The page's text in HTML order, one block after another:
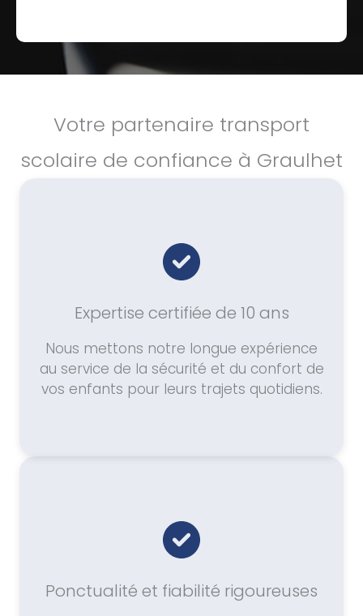
Votre partenaire transport
scolaire de confiance à Graulhet
Expertise certifiée de 10 ans
Nous mettons notre longue expérience
au service de la sécurité et du confort de
vos enfants pour leurs trajets quotidiens.
Ponctualité et fiabilité rigoureuses